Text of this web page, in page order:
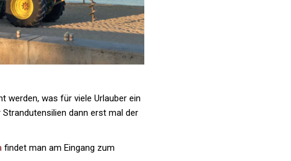
werden, was für viele Urlauber ein
dann erst mal der
findet man am Eingang zum